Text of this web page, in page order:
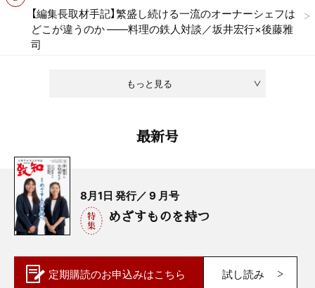
もっと見る
【編集長取材手記】繁盛し続ける一流のオーナーシェフは
どこが違うのか ——料理の鉄人対談／坂井宏行×後藤雅
司
最新号
8月1日 発行／ 9 月号
めざすものを持つ
定期購読のお申込みはこちら 試し読み